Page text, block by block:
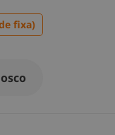
fixa)